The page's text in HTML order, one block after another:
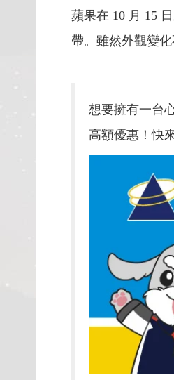
蘋果在 10 月 15
帶。雖然外觀變
想要擁有一台
高額優惠！快